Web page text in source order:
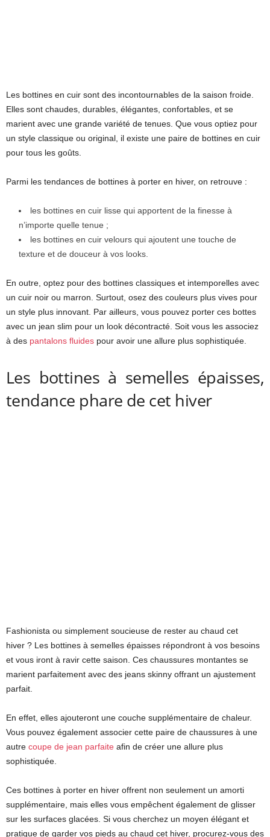
Les bottines en cuir sont des incontournables de la saison froide.
Elles sont chaudes, durables, élégantes, confortables, et se
marient avec une grande variété de tenues. Que vous optiez pour
un style classique ou original, il existe une paire de bottines en cuir
pour tous les goûts.
Parmi les tendances de bottines à porter en hiver, on retrouve :
les bottines en cuir lisse qui apportent de la finesse à
n’importe quelle tenue ;
les bottines en cuir velours qui ajoutent une touche de
texture et de douceur à vos looks.
En outre, optez pour des bottines classiques et intemporelles avec
un cuir noir ou marron. Surtout, osez des couleurs plus vives pour
un style plus innovant. Par ailleurs, vous pouvez porter ces bottes
avec un jean slim pour un look décontracté. Soit vous les associez
à des pantalons fluides pour avoir une allure plus sophistiquée.
Les bottines à semelles épaisses,
tendance phare de cet hiver
Fashionista ou simplement soucieuse de rester au chaud cet
hiver ? Les bottines à semelles épaisses répondront à vos besoins
et vous iront à ravir cette saison. Ces chaussures montantes se
marient parfaitement avec des jeans skinny offrant un ajustement
parfait.
En effet, elles ajouteront une couche supplémentaire de chaleur.
Vous pouvez également associer cette paire de chaussures à une
autre coupe de jean parfaite afin de créer une allure plus
sophistiquée.
Ces bottines à porter en hiver offrent non seulement un amorti
supplémentaire, mais elles vous empêchent également de glisser
sur les surfaces glacées. Si vous cherchez un moyen élégant et
pratique de garder vos pieds au chaud cet hiver, procurez-vous des